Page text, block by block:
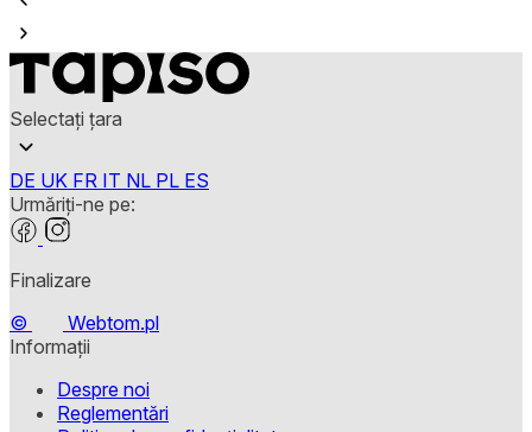
Selectați țara
DE UK FR IT NL PL ES
Urmăriți-ne pe:
Finalizare
©
Webtom.pl
Informații
Despre noi
Reglementări